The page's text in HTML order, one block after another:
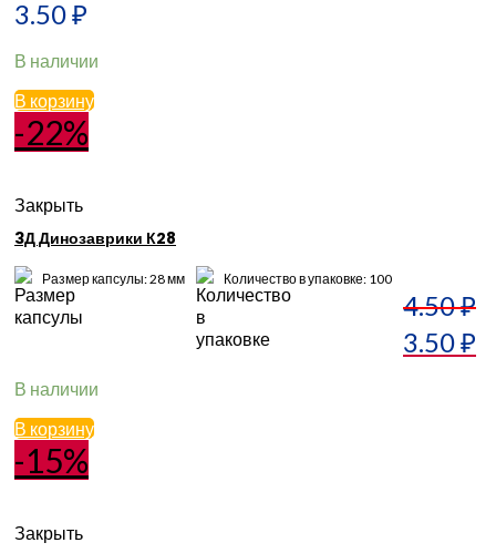
3.50₽
В наличии
В корзину
-22%
Закрыть
3Д Динозаврики К28
Размер капсулы: 28 мм Количество в упаковке: 100
4.50₽
3.50₽
В наличии
В корзину
-15%
Закрыть